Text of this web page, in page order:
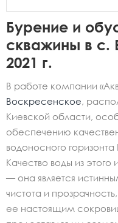
Бурение и
скважины в с.
2021 г.
В работе компании
Воскресенское,
Киевской области,
обеспечению
водоносного горизонта
Качество воды из этого
— она является
чистота и
ее настоящим